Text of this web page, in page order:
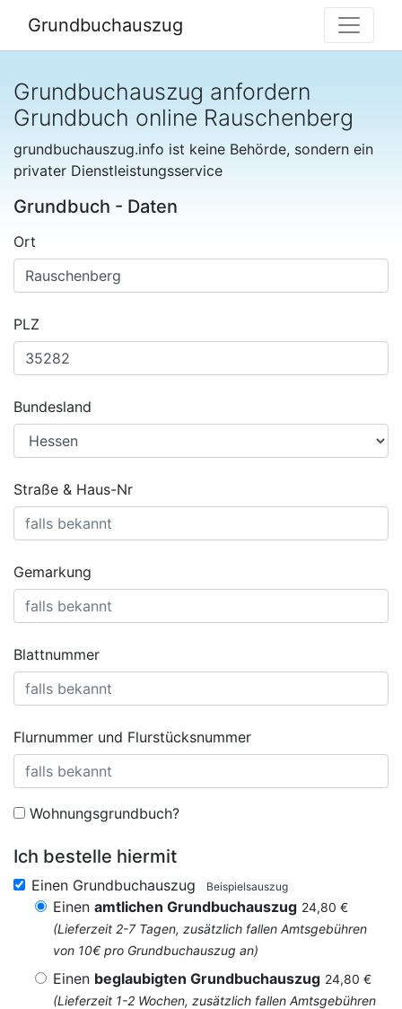
Grundbuchauszug
Grundbuchauszug anfordern
Grundbuch online Rauschenberg
grundbuchauszug.info ist keine Behörde, sondern ein
privater Dienstleistungsservice
Grundbuch - Daten
Ort
PLZ
Bundesland
Straße & Haus-Nr
Gemarkung
Blattnummer
Flurnummer und Flurstücksnummer
Wohnungsgrundbuch?
Ich bestelle hiermit
Einen Grundbuchauszug Beispielsauszug
Einen amtlichen Grundbuchauszug 24,80 €
(Lieferzeit 2-7 Tagen, zusätzlich fallen Amtsgebühren
von 10€ pro Grundbuchauszug an)
Einen beglaubigten Grundbuchauszug 24,80 €
(Lieferzeit 1-2 Wochen, zusätzlich fallen Amtsgebühren